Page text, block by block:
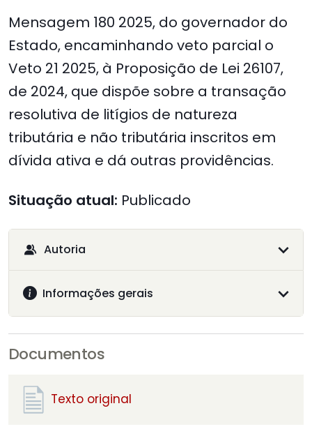
Mensagem 180 2025, do governador do
Estado, encaminhando veto parcial o
Veto 21 2025, à Proposição de Lei 26107,
de 2024, que dispõe sobre a transação
resolutiva de litígios de natureza
tributária e não tributária inscritos em
dívida ativa e dá outras providências.
Situação atual: Publicado
Autoria
Informações gerais
Documentos
Texto original